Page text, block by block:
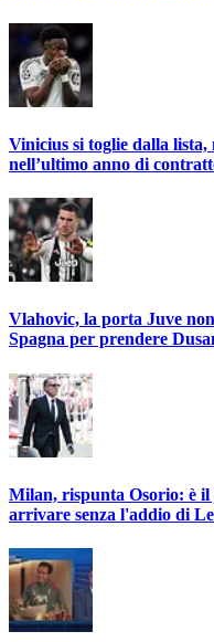
Vinicius si toglie dalla
nell’ultimo anno di
Vlahovic, la porta Juve
Spagna per prendere
Milan, rispunta Osorio: è
arrivare senza l'addio di